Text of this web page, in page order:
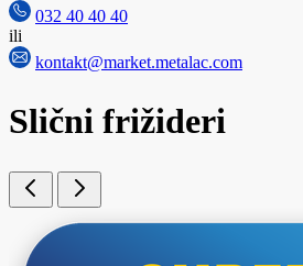
032 40 40 40
ili
kontakt@market.metalac.com
Slični frižideri